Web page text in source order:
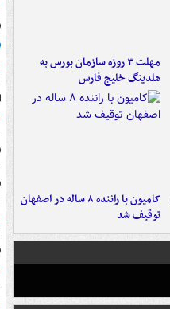
مهلت ۳ روزه سازمان بورس به
هلدینگ خلیج فارس
کامیون با راننده ۸ ساله در اصفهان
توقیف شد